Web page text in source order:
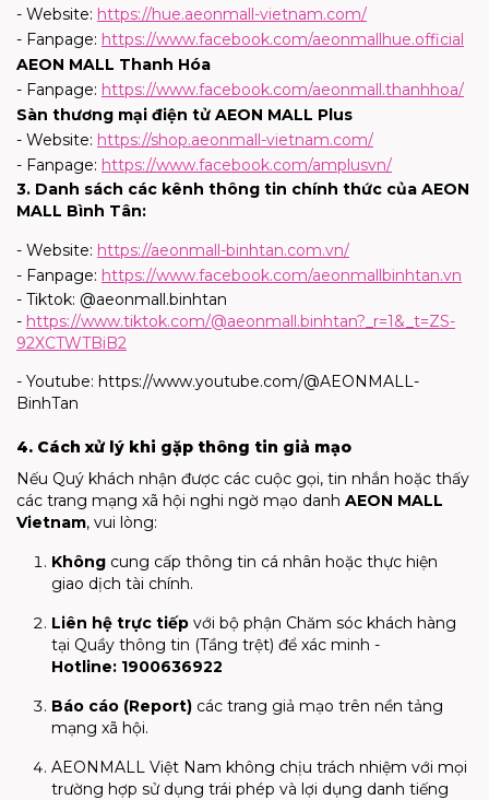
- Website: https://hue.aeonmall-vietnam.com/
- Fanpage: https://www.facebook.com/aeonmallhue.official
AEON MALL Thanh Hóa
- Fanpage: https://www.facebook.com/aeonmall.thanhhoa/
Sàn thương mại điện tử AEON MALL Plus
- Website: https://shop.aeonmall-vietnam.com/
- Fanpage: https://www.facebook.com/amplusvn/
3. Danh sách các kênh thông tin chính thức của AEON
MALL Bình Tân:
- Website: https://aeonmall-binhtan.com.vn/
- Fanpage: https://www.facebook.com/aeonmallbinhtan.vn
- Tiktok: @aeonmall.binhtan
- https://www.tiktok.com/@aeonmall.binhtan?_r=1&_t=ZS-
92XCTWTBiB2
- Youtube: https://www.youtube.com/@AEONMALL-
BinhTan
4. Cách xử lý khi gặp thông tin giả mạo
Nếu Quý khách nhận được các cuộc gọi, tin nhắn hoặc thấy
các trang mạng xã hội nghi ngờ mạo danh AEON MALL
Vietnam, vui lòng:
Không cung cấp thông tin cá nhân hoặc thực hiện
giao dịch tài chính.
Liên hệ trực tiếp với bộ phận Chăm sóc khách hàng
tại Quầy thông tin (Tầng trệt) để xác minh -
Hotline: 1900636922
Báo cáo (Report) các trang giả mạo trên nền tảng
mạng xã hội.
AEONMALL Việt Nam không chịu trách nhiệm với mọi
trường hợp sử dụng trái phép và lợi dụng danh tiếng